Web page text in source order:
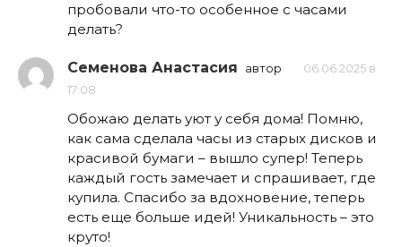
пробовали что-то особенное с часами
делать?
Семенова Анастасия автор
06.06.2025 в
17:08
Обожаю делать уют у себя дома! Помню,
как сама сделала часы из старых дисков и
красивой бумаги – вышло супер! Теперь
каждый гость замечает и спрашивает, где
купила. Спасибо за вдохновение, теперь
есть еще больше идей! Уникальность – это
круто!